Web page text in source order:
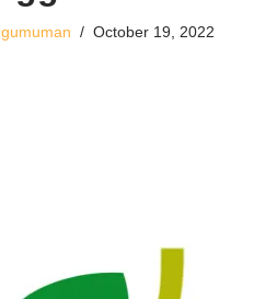
October 19, 2022